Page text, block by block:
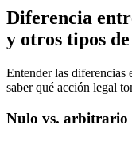
Diferencia
y otros tipos
Entender las diferencias
saber qué acción legal
Nulo vs. arbitrario